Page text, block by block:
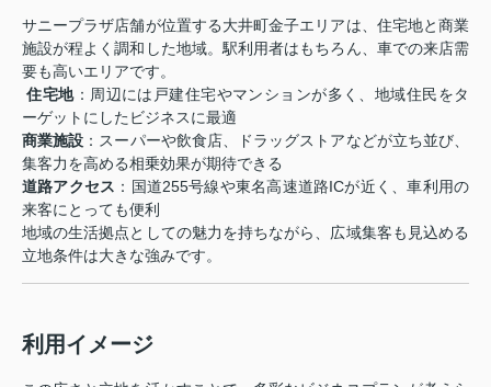
サニープラザ店舗が位置する大井町金子エリアは、住宅地と商業
施設が程よく調和した地域。駅利用者はもちろん、車での来店需
要も高いエリアです。
️住宅地：周辺には戸建住宅やマンションが多く、地域住民をタ
ーゲットにしたビジネスに最適
商業施設 ：スーパーや飲食店、ドラッグストアなどが立ち並び、
集客力を高める相乗効果が期待できる
道路アクセス ：国道255号線や東名高速道路ICが近く、車利用の
来客にとっても便利
地域の生活拠点としての魅力を持ちながら、広域集客も見込める
立地条件は大きな強みです。
利用イメージ